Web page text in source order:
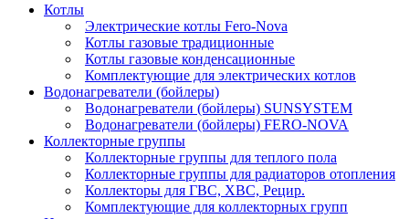
Котлы
Электрические котлы Fero-Nova
Котлы газовые традиционные
Котлы газовые конденсационные
Комплектующие для электрических котлов
Водонагреватели (бойлеры)
Водонагреватели (бойлеры) SUNSYSTEM
Водонагреватели (бойлеры) FERO-NOVA
Коллекторные группы
Коллекторные группы для теплого пола
Коллекторные группы для радиаторов отопления
Коллекторы для ГВС, ХВС, Рецир.
Комплектующие для коллекторных групп